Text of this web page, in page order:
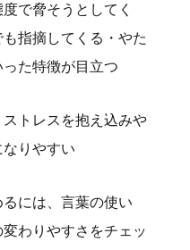
で脅そうとしてく
指摘してくる・やた
た特徴が目立つ
トレスを抱え込みや
りやすい
には、言葉の使い
わりやすさをチェッ